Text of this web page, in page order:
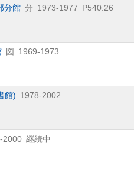
分館 分 1973-1977 P540:26
図
1969-1973
館) 1978-2002
2000 継続中